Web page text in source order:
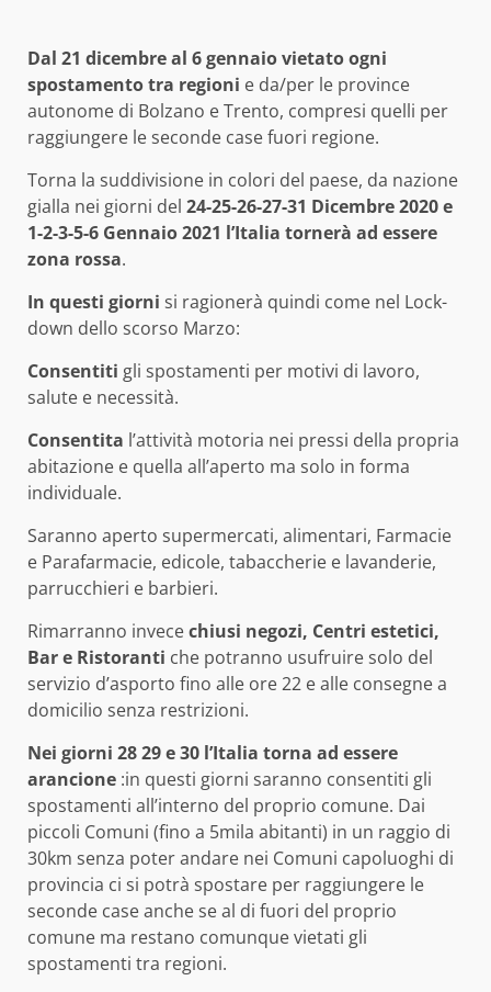
Dal 21 dicembre al 6 gennaio vietato ogni
spostamento tra regioni e da/per le province
autonome di Bolzano e Trento, compresi quelli per
raggiungere le seconde case fuori regione.
Torna la suddivisione in colori del paese, da nazione
gialla nei giorni del 24-25-26-27-31 Dicembre 2020 e
1-2-3-5-6 Gennaio 2021 l’Italia tornerà ad essere
zona rossa.
In questi giorni si ragionerà quindi come nel Lock-
down dello scorso Marzo:
Consentiti gli spostamenti per motivi di lavoro,
salute e necessità.
Consentita l’attività motoria nei pressi della propria
abitazione e quella all’aperto ma solo in forma
individuale.
Saranno aperto supermercati, alimentari, Farmacie
e Parafarmacie, edicole, tabaccherie e lavanderie,
parrucchieri e barbieri.
Rimarranno invecechiusi negozi, Centri estetici,
Bar e Ristoranti che potranno usufruire solo del
servizio d’asporto fino alle ore 22 e alle consegne a
domicilio senza restrizioni.
Nei giorni 28 29 e 30 l’Italia torna ad essere
arancione :in questi giorni saranno consentiti gli
spostamenti all’interno del proprio comune. Dai
piccoli Comuni (fino a 5mila abitanti) in un raggio di
30km senza poter andare nei Comuni capoluoghi di
provincia ci si potrà spostare per raggiungere le
seconde case anche se al di fuori del proprio
comune ma restano comunque vietati gli
spostamenti tra regioni.